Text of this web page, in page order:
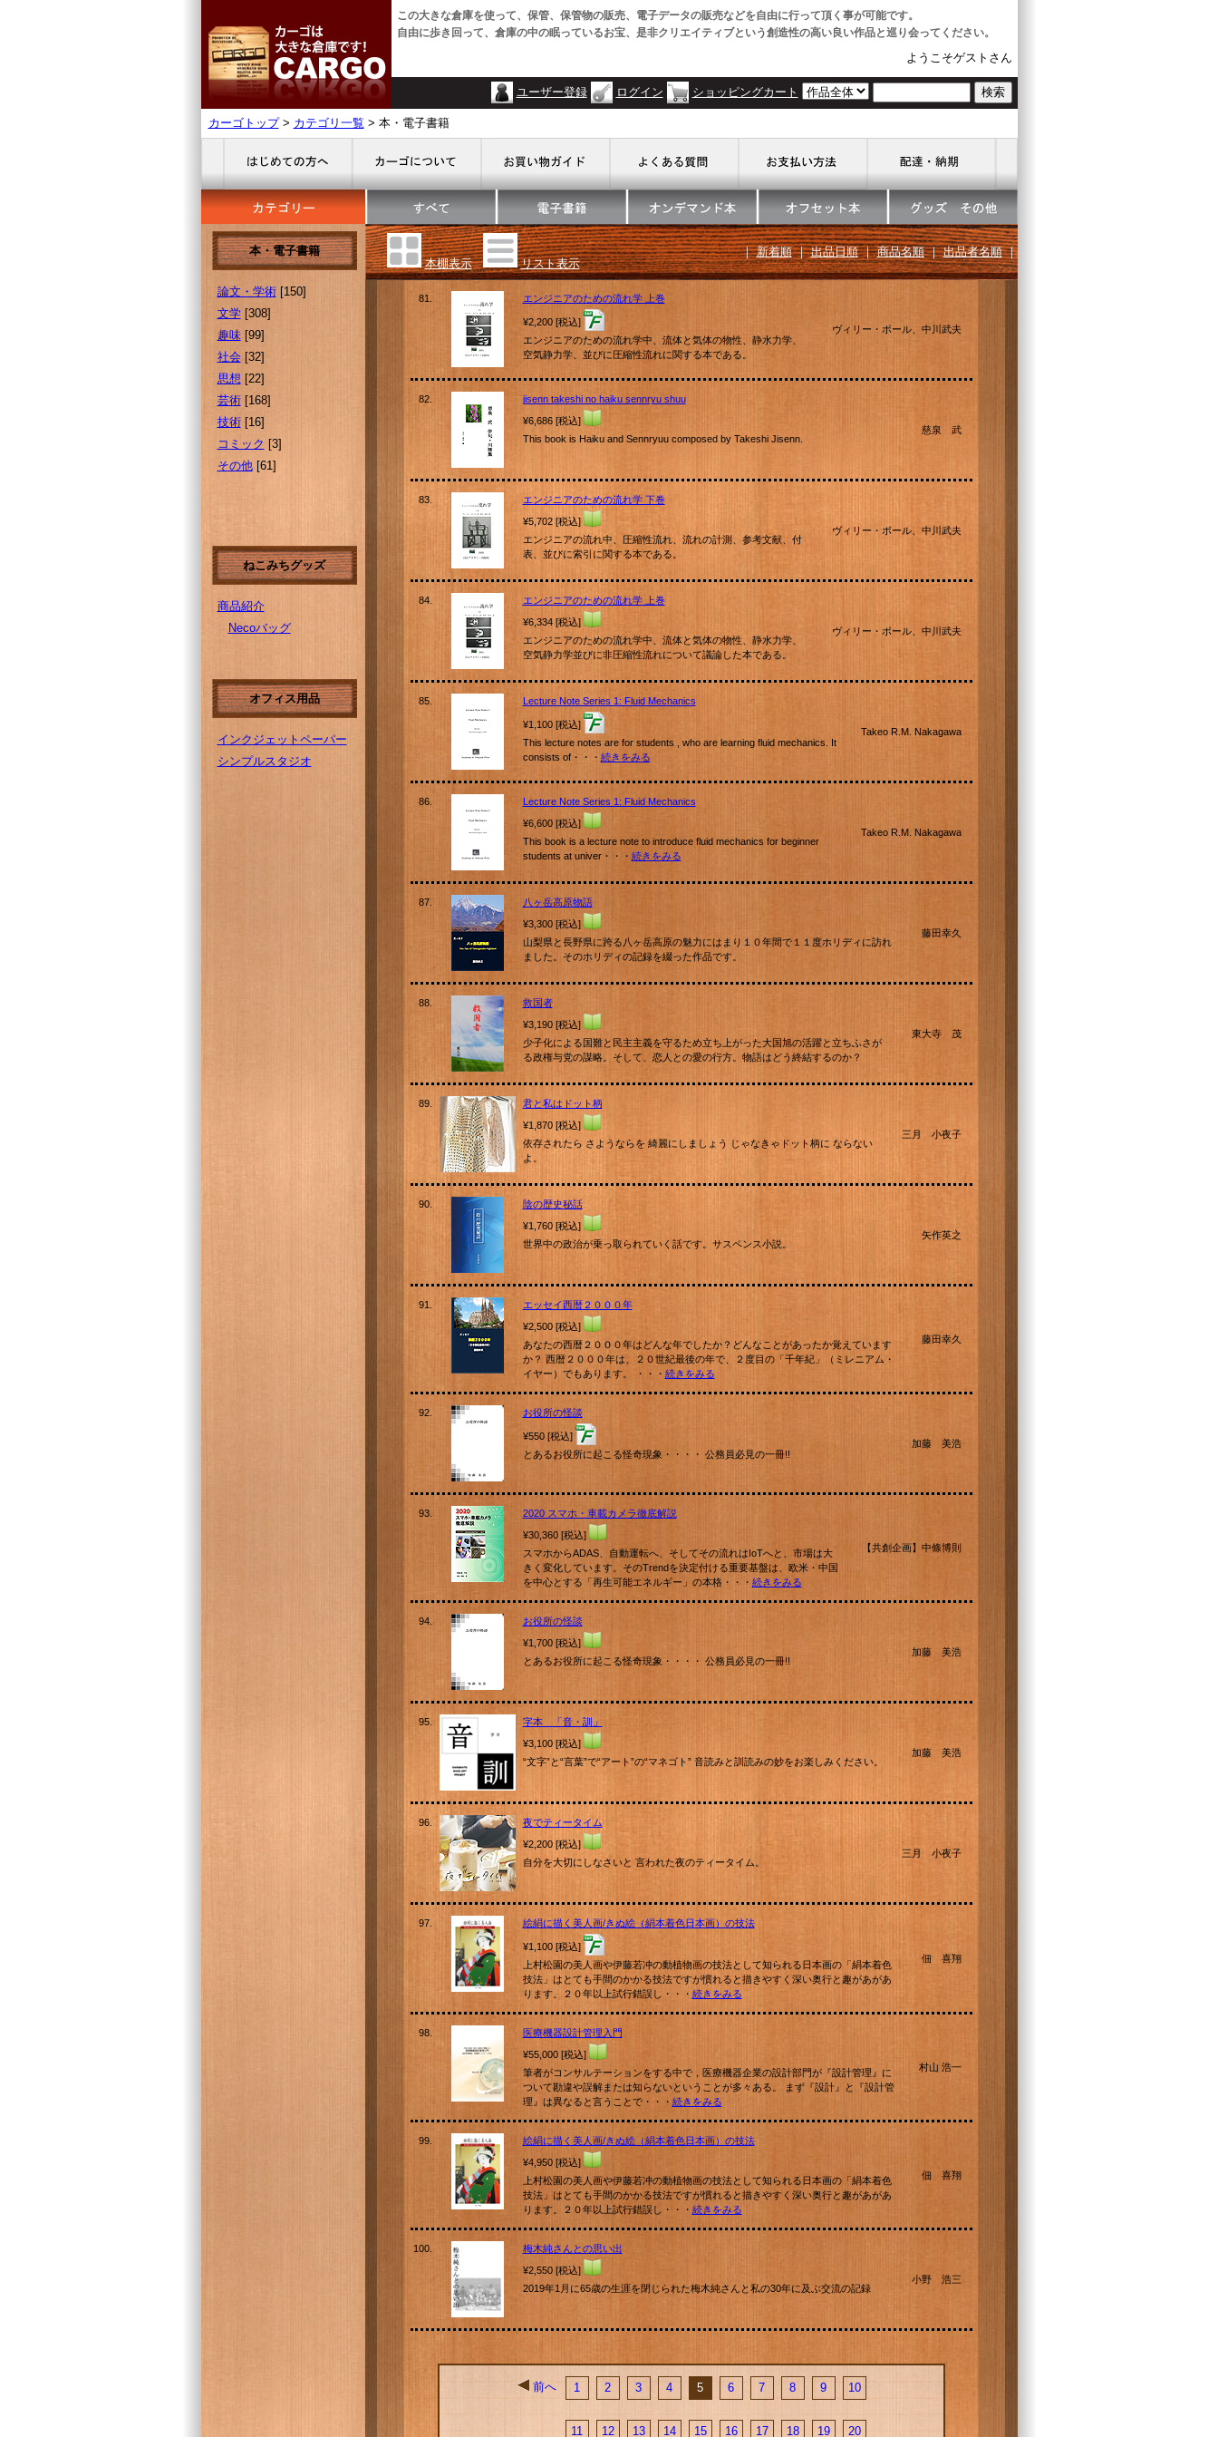
この大きな倉庫を使って、保管、保管物の販売、電子データの販売などを自由に行って頂く事が可能です。
自由に歩き回って、倉庫の中の眠っているお宝、是非クリエイティブという創造性の高い良い作品と巡り会ってください。
ようこそゲストさん
ユーザー登録 ログイン ショッピングカート
カーゴトップ> カテゴリ一覧 > 本・電子書籍
本・電子書籍
論文・学術[150]
文学[308]
趣味[99]
社会[32]
思想 [22]
芸術[168]
技術[16]
コミック [3]
その他[61]
ねこみちグッズ
商品紹介
Necoバッグ
オフィス用品
インクジェットペーパー
シンプルスタジオ
本棚表示 リスト表示
｜新着順｜出品日順｜商品名順｜出品者名順｜
81. エンジニアのための流れ学 上巻
¥2,200 [税込]
エンジニアのための流れ学中、流体と気体の物性、静水力学、
空気静力学、並びに圧縮性流れに関する本である。
ヴィリー・ボール、中川武夫
82.
jisenn takeshi no haiku sennryu shuu
¥6,686 [税込]
This book is Haiku and Sennryuu composed by Takeshi Jisenn.
慈泉 武
83.
エンジニアのための流れ学 下巻
¥5,702 [税込]
エンジニアの流れ中、圧縮性流れ、流れの計測、参考文献、付
表、並びに索引に関する本である。
ヴィリー・ボール、中川武夫
84.
エンジニアのための流れ学 上巻
¥6,334 [税込]
エンジニアのための流れ学中、流体と気体の物性、静水力学、
空気静力学並びに非圧縮性流れについて議論した本である。
ヴィリー・ボール、中川武夫
85. Lecture Note Series 1: Fluid Mechanics
¥1,100 [税込]
This lecture notes are for students , who are learning fluid mechanics. It
consists of・・・ 続きをみる
Takeo R.M. Nakagawa
86.
Lecture Note Series 1: Fluid Mechanics
¥6,600 [税込]
This book is a lecture note to introduce fluid mechanics for beginner
students at univer・・・ 続きをみる
Takeo R.M. Nakagawa
87.
八ヶ岳高原物語
¥3,300 [税込]
山梨県と長野県に跨る八ヶ岳高原の魅力にはまり１０年間で１１度ホリディに訪れ
ました。そのホリディの記録を綴った作品です。
藤田幸久
88.
救国者
¥3,190 [税込]
少子化による国難と民主主義を守るため立ち上がった大国旭の活躍と立ちふさが
る政権与党の謀略。そして、恋人との愛の行方。物語はどう終結するのか？
東大寺 茂
89.
君と私はドット柄
¥1,870 [税込]
依存されたら さようならを 綺麗にしましょう じゃなきゃドット柄に ならない
よ。
三月 小夜子
90.
陰の歴史秘話
¥1,760 [税込]
世界中の政治が乗っ取られていく話です。サスペンス小説。
矢作英之
91.
エッセイ西暦２０００年
¥2,500 [税込]
あなたの西暦２０００年はどんな年でしたか？どんなことがあったか覚えています
か？ 西暦２０００年は、２０世紀最後の年で、２度目の「千年紀」（ミレニアム・
イヤー）でもあります。 ・・・ 続きをみる
藤田幸久
92. お役所の怪談
¥550 [税込]
とあるお役所に起こる怪奇現象・・・・ 公務員必見の一冊!!
加藤 美浩
93.
2020 スマホ・車載カメラ徹底解説
¥30,360 [税込]
スマホからADAS、自動運転へ、そしてその流れはIoTへと、市場は大
きく変化しています。そのTrendを決定付ける重要基盤は、欧米・中国
を中心とする「再生可能エネルギー」の本格・・・ 続きをみる
【共創企画】中條博則
94.
お役所の怪談
¥1,700 [税込]
とあるお役所に起こる怪奇現象・・・・ 公務員必見の一冊!!
加藤 美浩
95.
字本 「音・訓」
¥3,100 [税込]
“文字”と“言葉”で“アート”の“マネゴト” 音読みと訓読みの妙をお楽しみください。
加藤 美浩
96.
夜でティータイム
¥2,200 [税込]
自分を大切にしなさいと 言われた夜のティータイム。
三月 小夜子
97. 絵絹に描く美人画/きぬ絵（絹本着色日本画）の技法
¥1,100 [税込]
上村松園の美人画や伊藤若冲の動植物画の技法として知られる日本画の「絹本着色
技法」はとても手間のかかる技法ですが慣れると描きやすく深い奥行と趣があがあ
ります。２０年以上試行錯誤し・・・ 続きをみる
佃 喜翔
98.
医療機器設計管理入門
¥55,000 [税込]
筆者がコンサルテーションをする中で，医療機器企業の設計部門が『設計管理』に
ついて勘違や誤解または知らないということが多々ある。 まず『設計』と『設計管
理』は異なると言うことで・・・ 続きをみる
村山 浩一
99.
絵絹に描く美人画/きぬ絵（絹本着色日本画）の技法
¥4,950 [税込]
上村松園の美人画や伊藤若冲の動植物画の技法として知られる日本画の「絹本着色
技法」はとても手間のかかる技法ですが慣れると描きやすく深い奥行と趣があがあ
ります。２０年以上試行錯誤し・・・ 続きをみる
佃 喜翔
100.
梅木純さんとの思い出
¥2,550 [税込]
2019年1月に65歳の生涯を閉じられた梅木純さんと私の30年に及ぶ交流の記録
小野 浩三
前へ 1 2 3 4 5 6 7 8 9 10
11 12 13 14 15 16 17 18 19 20